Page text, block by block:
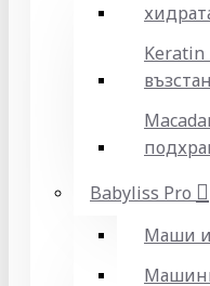
Keratin
Babyliss Pro
Маши и